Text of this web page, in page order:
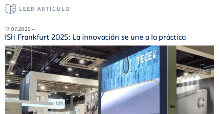
LEER ARTÍCULO
17.07.2025 –
ISH Frankfurt 2025: La innovación se une a la práctica